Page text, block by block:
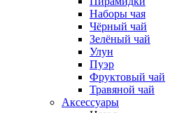
Наборы чая
Чёрный чай
Зелёный чай
Улун
Пуэр
Фруктовый чай
Травяной чай
Аксессуары